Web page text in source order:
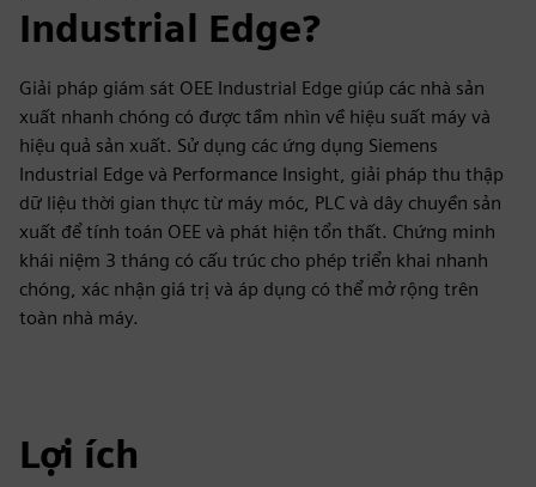
Industrial Edge?
Giải pháp giám sát OEE Industrial Edge giúp các nhà sản
xuất nhanh chóng có được tầm nhìn về hiệu suất máy và
hiệu quả sản xuất. Sử dụng các ứng dụng Siemens
Industrial Edge và Performance Insight, giải pháp thu thập
dữ liệu thời gian thực từ máy móc, PLC và dây chuyền sản
xuất để tính toán OEE và phát hiện tổn thất. Chứng minh
khái niệm 3 tháng có cấu trúc cho phép triển khai nhanh
chóng, xác nhận giá trị và áp dụng có thể mở rộng trên
toàn nhà máy.
Lợi ích